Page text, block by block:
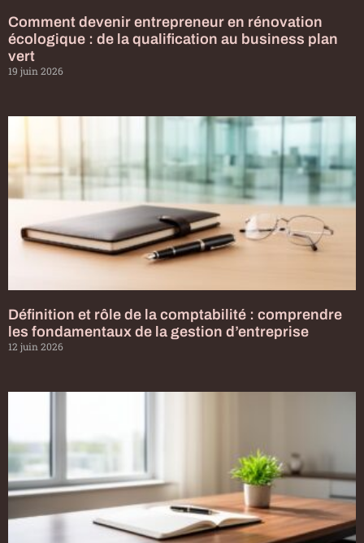
Comment devenir entrepreneur en rénovation
écologique : de la qualification au business plan
vert
19 juin 2026
Définition et rôle de la comptabilité : comprendre
les fondamentaux de la gestion d’entreprise
12 juin 2026